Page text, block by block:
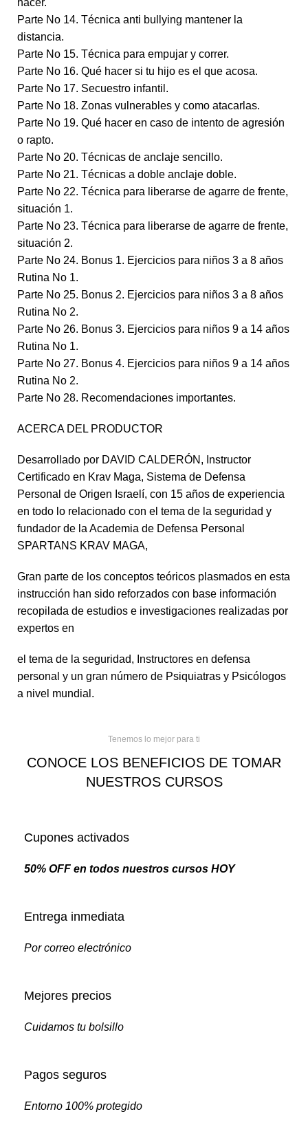
hacer.
Parte No 14. Técnica anti bullying mantener la
distancia.
Parte No 15. Técnica para empujar y correr.
Parte No 16. Qué hacer si tu hijo es el que acosa.
Parte No 17. Secuestro infantil.
Parte No 18. Zonas vulnerables y como atacarlas.
Parte No 19. Qué hacer en caso de intento de agresión
o rapto.
Parte No 20. Técnicas de anclaje sencillo.
Parte No 21. Técnicas a doble anclaje doble.
Parte No 22. Técnica para liberarse de agarre de frente,
situación 1.
Parte No 23. Técnica para liberarse de agarre de frente,
situación 2.
Parte No 24. Bonus 1. Ejercicios para niños 3 a 8 años
Rutina No 1.
Parte No 25. Bonus 2. Ejercicios para niños 3 a 8 años
Rutina No 2.
Parte No 26. Bonus 3. Ejercicios para niños 9 a 14 años
Rutina No 1.
Parte No 27. Bonus 4. Ejercicios para niños 9 a 14 años
Rutina No 2.
Parte No 28. Recomendaciones importantes.
ACERCA DEL PRODUCTOR
Desarrollado por DAVID CALDERÓN, Instructor
Certificado en Krav Maga, Sistema de Defensa
Personal de Origen Israelí, con 15 años de experiencia
en todo lo relacionado con el tema de la seguridad y
fundador de la Academia de Defensa Personal
SPARTANS KRAV MAGA,
Gran parte de los conceptos teóricos plasmados en esta
instrucción han sido reforzados con base información
recopilada de estudios e investigaciones realizadas por
expertos en
el tema de la seguridad, Instructores en defensa
personal y un gran número de Psiquiatras y Psicólogos
a nivel mundial.
Tenemos lo mejor para ti
CONOCE LOS BENEFICIOS DE TOMAR
NUESTROS CURSOS
Cupones activados
50% OFF en todos nuestros cursos HOY
Entrega inmediata
Por correo electrónico
Mejores precios
Cuidamos tu bolsillo
Pagos seguros
Entorno 100% protegido